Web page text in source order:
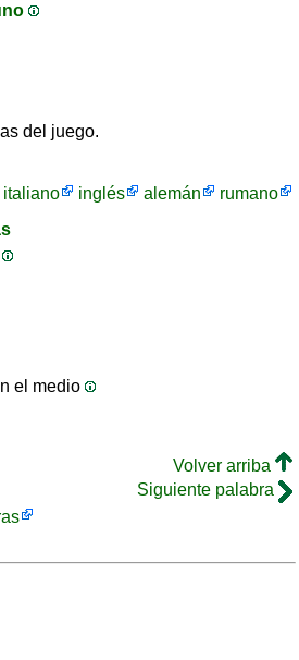
del juego.
italiano inglés alemán
rumano
el medio
Volver arriba
Siguiente palabra